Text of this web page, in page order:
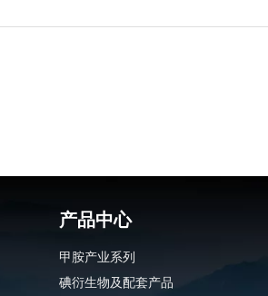
产品中心
甲胺产业系列
碘衍生物及配套产品